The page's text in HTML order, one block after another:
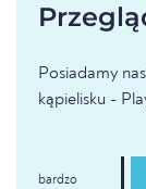
Posiadamy
kąpielisku -
bardzo